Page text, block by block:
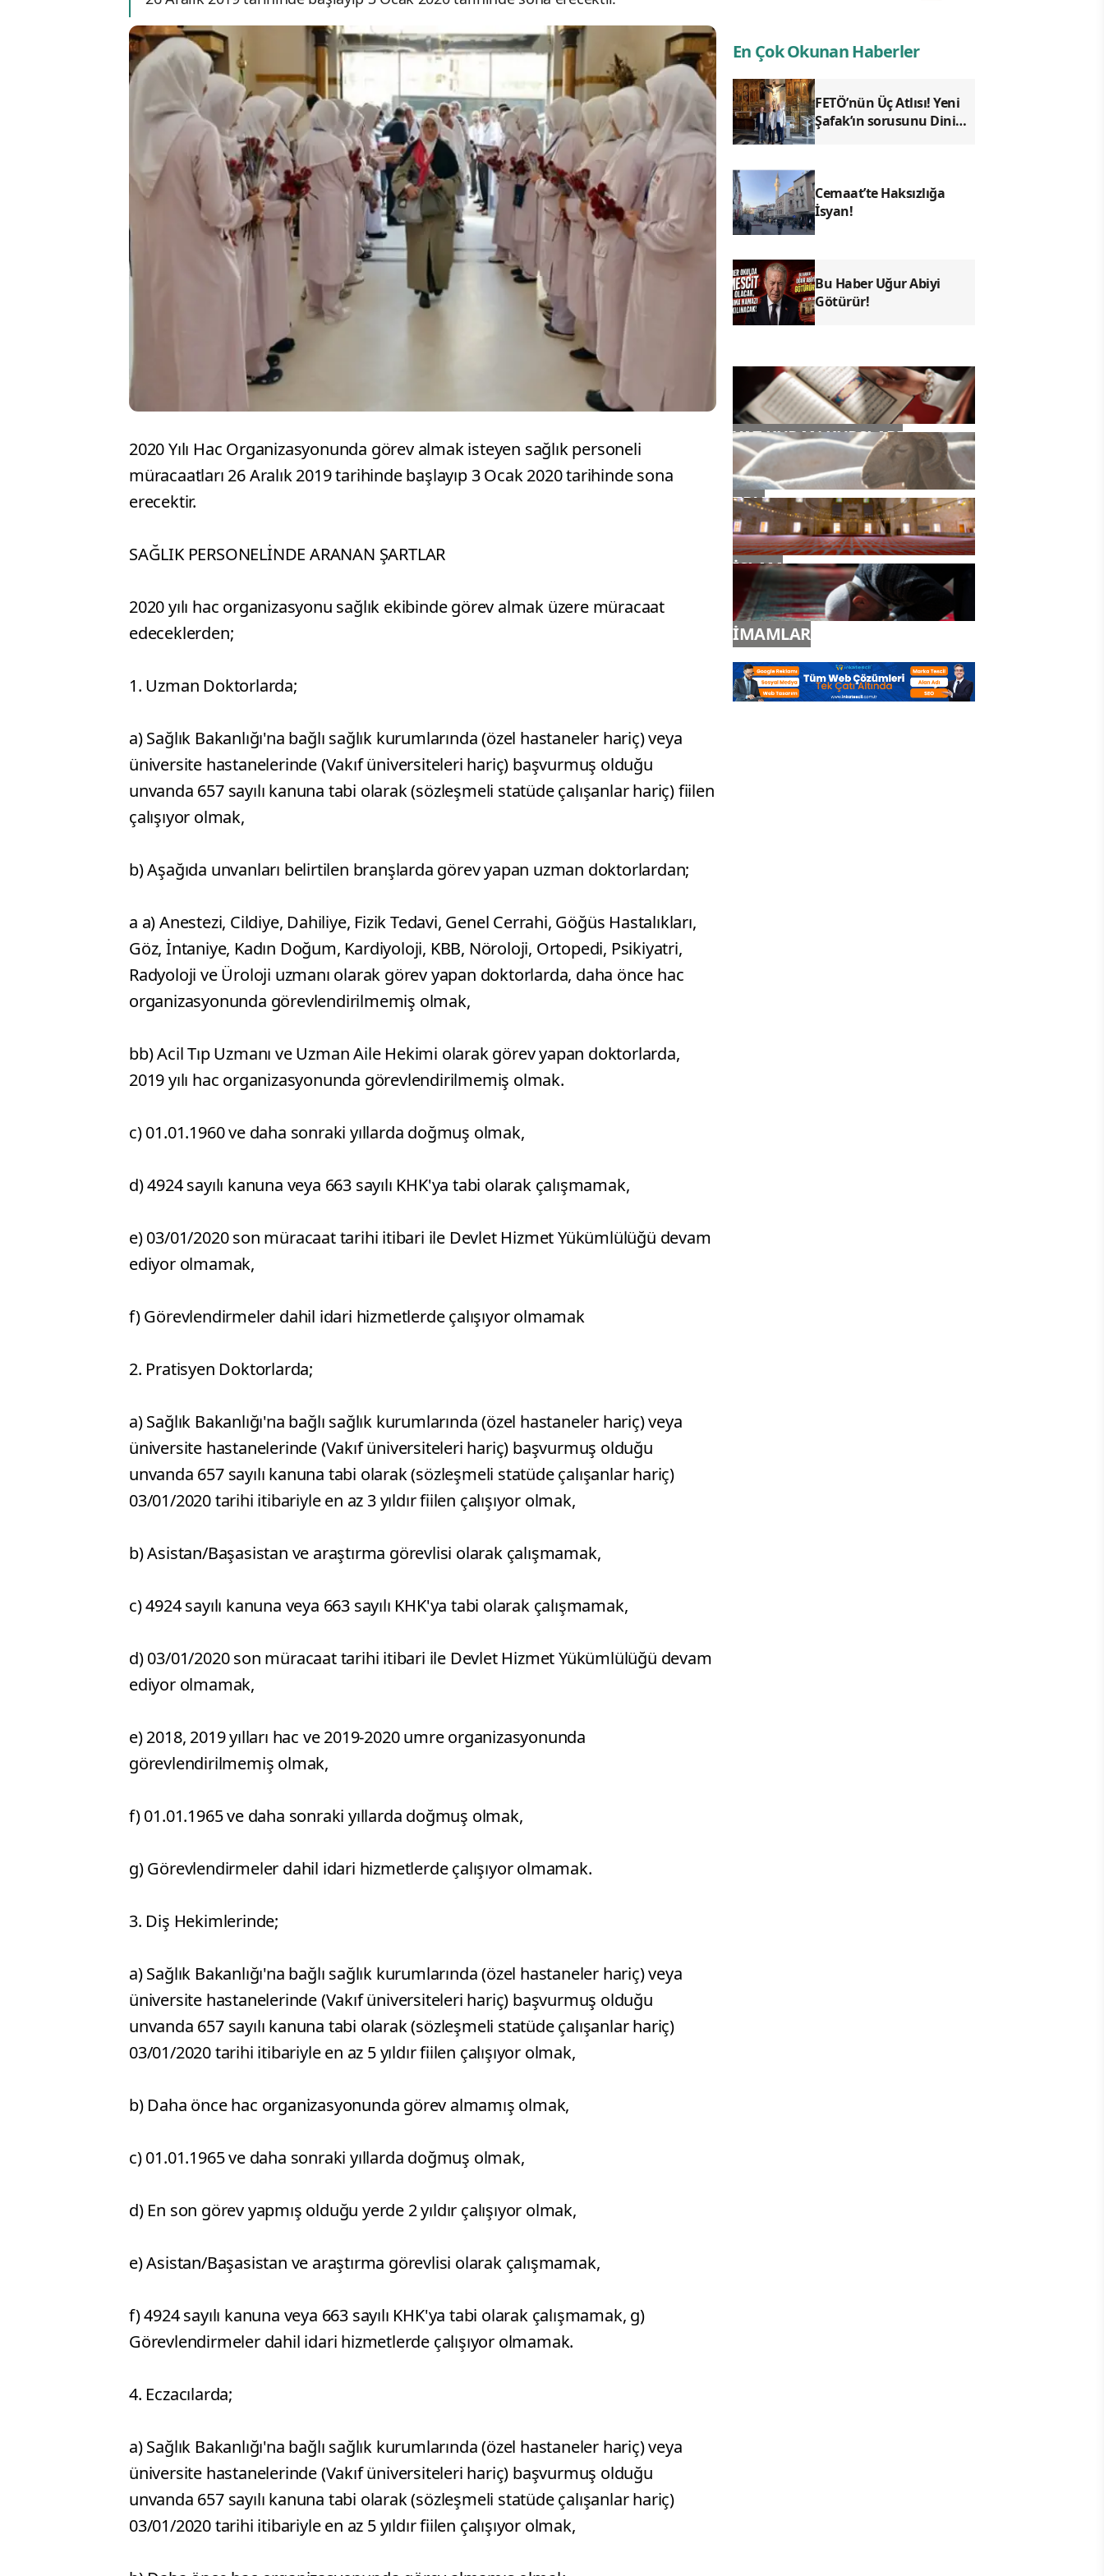
2020 Yılı Hac Organizasyonunda görev almak isteyen sağlık personeli
müracaatları 26 Aralık 2019 tarihinde başlayıp 3 Ocak 2020 tarihinde sona
erecektir.
SAĞLIK PERSONELİNDE ARANAN ŞARTLAR
2020 yılı hac organizasyonu sağlık ekibinde görev almak üzere müracaat
edeceklerden;
1. Uzman Doktorlarda;
a) Sağlık Bakanlığı'na bağlı sağlık kurumlarında (özel hastaneler hariç) veya
üniversite hastanelerinde (Vakıf üniversiteleri hariç) başvurmuş olduğu
unvanda 657 sayılı kanuna tabi olarak (sözleşmeli statüde çalışanlar hariç) fiilen
çalışıyor olmak,
b) Aşağıda unvanları belirtilen branşlarda görev yapan uzman doktorlardan;
a a) Anestezi, Cildiye, Dahiliye, Fizik Tedavi, Genel Cerrahi, Göğüs Hastalıkları,
Göz, İntaniye, Kadın Doğum, Kardiyoloji, KBB, Nöroloji, Ortopedi, Psikiyatri,
Radyoloji ve Üroloji uzmanı olarak görev yapan doktorlarda, daha önce hac
organizasyonunda görevlendirilmemiş olmak,
bb) Acil Tıp Uzmanı ve Uzman Aile Hekimi olarak görev yapan doktorlarda,
2019 yılı hac organizasyonunda görevlendirilmemiş olmak.
c) 01.01.1960 ve daha sonraki yıllarda doğmuş olmak,
d) 4924 sayılı kanuna veya 663 sayılı KHK'ya tabi olarak çalışmamak,
e) 03/01/2020 son müracaat tarihi itibari ile Devlet Hizmet Yükümlülüğü devam
ediyor olmamak,
f) Görevlendirmeler dahil idari hizmetlerde çalışıyor olmamak
2. Pratisyen Doktorlarda;
a) Sağlık Bakanlığı'na bağlı sağlık kurumlarında (özel hastaneler hariç) veya
üniversite hastanelerinde (Vakıf üniversiteleri hariç) başvurmuş olduğu
unvanda 657 sayılı kanuna tabi olarak (sözleşmeli statüde çalışanlar hariç)
03/01/2020 tarihi itibariyle en az 3 yıldır fiilen çalışıyor olmak,
b) Asistan/Başasistan ve araştırma görevlisi olarak çalışmamak,
c) 4924 sayılı kanuna veya 663 sayılı KHK'ya tabi olarak çalışmamak,
d) 03/01/2020 son müracaat tarihi itibari ile Devlet Hizmet Yükümlülüğü devam
ediyor olmamak,
e) 2018, 2019 yılları hac ve 2019-2020 umre organizasyonunda
görevlendirilmemiş olmak,
f) 01.01.1965 ve daha sonraki yıllarda doğmuş olmak,
g) Görevlendirmeler dahil idari hizmetlerde çalışıyor olmamak.
3. Diş Hekimlerinde;
a) Sağlık Bakanlığı'na bağlı sağlık kurumlarında (özel hastaneler hariç) veya
üniversite hastanelerinde (Vakıf üniversiteleri hariç) başvurmuş olduğu
unvanda 657 sayılı kanuna tabi olarak (sözleşmeli statüde çalışanlar hariç)
03/01/2020 tarihi itibariyle en az 5 yıldır fiilen çalışıyor olmak,
b) Daha önce hac organizasyonunda görev almamış olmak,
c) 01.01.1965 ve daha sonraki yıllarda doğmuş olmak,
d) En son görev yapmış olduğu yerde 2 yıldır çalışıyor olmak,
e) Asistan/Başasistan ve araştırma görevlisi olarak çalışmamak,
f) 4924 sayılı kanuna veya 663 sayılı KHK'ya tabi olarak çalışmamak, g)
Görevlendirmeler dahil idari hizmetlerde çalışıyor olmamak.
4. Eczacılarda;
a) Sağlık Bakanlığı'na bağlı sağlık kurumlarında (özel hastaneler hariç) veya
üniversite hastanelerinde (Vakıf üniversiteleri hariç) başvurmuş olduğu
unvanda 657 sayılı kanuna tabi olarak (sözleşmeli statüde çalışanlar hariç)
03/01/2020 tarihi itibariyle en az 5 yıldır fiilen çalışıyor olmak,
En Çok Okunan Haberler
FETÖ’nün Üç Atlısı! Yeni
Şafak’ın sorusunu Dini
Cemaat’te Haksızlığa
İsyan!
Bu Haber Uğur Abiyi
Götürür!
YAZ KURAN KURSLARI
TDV
İSLAM
İMAMLAR